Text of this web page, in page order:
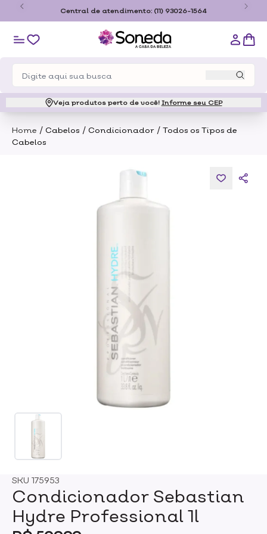
Central de atendimento: (11) 93026-1564
Veja produtos perto de você! Informe seu CEP
Home / Cabelos / Condicionador / Todos os Tipos de
Cabelos
SKU 175953
Condicionador Sebastian
Hydre Professional 1l